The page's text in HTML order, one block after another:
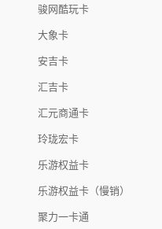
骏网酷玩卡
大象卡
安吉卡
汇吉卡
汇元商通卡
玲珑宏卡
乐游权益卡
乐游权益卡（慢销）
聚力一卡通